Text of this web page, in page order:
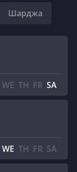
Шарджа
WE TH FR SA
WE TH FR SA